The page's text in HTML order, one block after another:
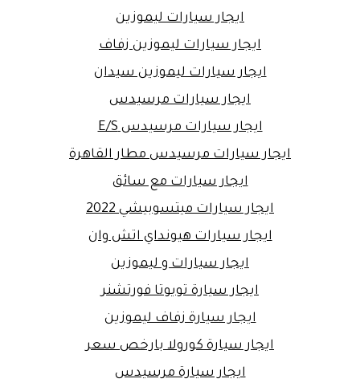
ايجار سيارات ليموزين
ايجار سيارات ليموزين زفاف
ايجار سيارات ليموزين سيدان
ايجار سيارات مرسيدس
ايجار سيارات مرسيدس E/S
ايجار سيارات مرسيدس مطار القاهرة
ايجار سيارات مع سائق
ايجار سيارات ميتسوبيشي 2022
ايجار سيارات هيونداي اتش وان
ايجار سيارات و ليموزين
ايجار سيارة تويوتا فورتشنر
ايجار سيارة زفاف ليموزين
ايجار سيارة كورولا بارخص سعر
ايجار سيارة مرسيدس